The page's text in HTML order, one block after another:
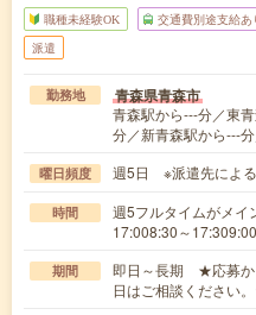
職種未経験OK 交通費別途支給あ
派遣
勤務地 青森県青森市
青森駅から---分／東
分／新青森駅から---
曜日頻度 週5日 ※派遣先による
時間
週5フルタイムがメイ
17:008:30～
期間
即日～長期 ★応募か
日はご相談ください